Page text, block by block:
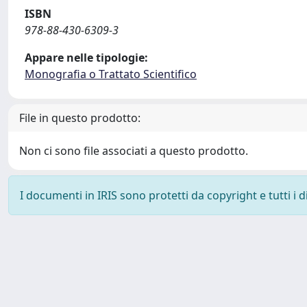
ISBN
978-88-430-6309-3
Appare nelle tipologie:
Monografia o Trattato Scientifico
File in questo prodotto:
Non ci sono file associati a questo prodotto.
I documenti in IRIS sono protetti da copyright e tutti i